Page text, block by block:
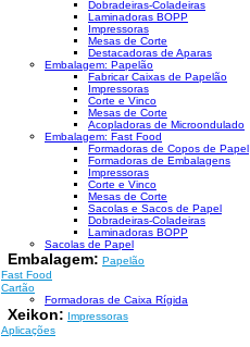
Dobradeiras-Coladeiras
Laminadoras BOPP
Impressoras
Mesas de Corte
Destacadoras de Aparas
Embalagem: Papelão
Fabricar Caixas de Papelão
Impressoras
Corte e Vinco
Mesas de Corte
Acopladoras de Microondulado
Embalagem: Fast Food
Formadoras de Copos de Papel
Formadoras de Embalagens
Impressoras
Corte e Vinco
Mesas de Corte
Sacolas e Sacos de Papel
Dobradeiras-Coladeiras
Laminadoras BOPP
Sacolas de Papel
Embalagem: Papelão
Fast Food
Cartão
Formadoras de Caixa Rígida
Xeikon: Impressoras
Aplicações